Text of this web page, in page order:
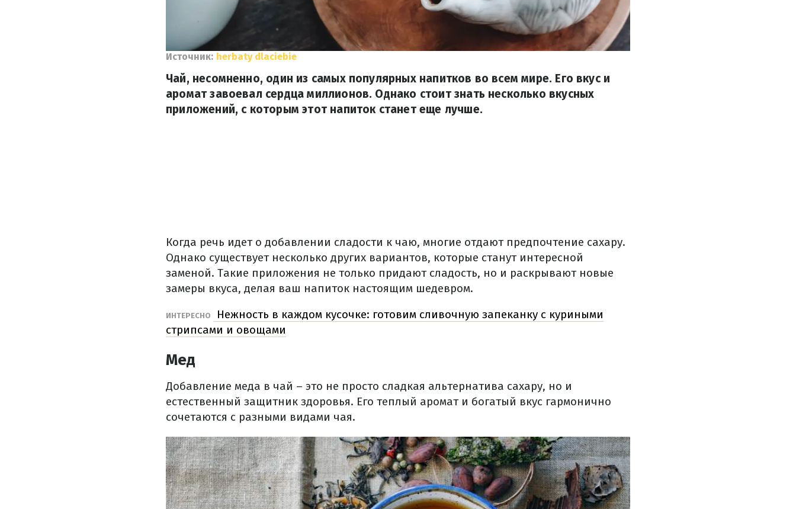
Источник: herbaty dlaciebie
Чай, несомненно, один из самых популярных напитков во всем мире. Его вкус и
аромат завоевал сердца миллионов. Однако стоит знать несколько вкусных
приложений, с которым этот напиток станет еще лучше.
Когда речь идет о добавлении сладости к чаю, многие отдают предпочтение сахару.
Однако существует несколько других вариантов, которые станут интересной
заменой. Такие приложения не только придают сладость, но и раскрывают новые
замеры вкуса, делая ваш напиток настоящим шедевром.
ИНТЕРЕСНО
Нежность в каждом кусочке: готовим сливочную запеканку с куриными
стрипсами и овощами
Мед
Добавление меда в чай – это не просто сладкая альтернатива сахару, но и
естественный защитник здоровья. Его теплый аромат и богатый вкус гармонично
сочетаются с разными видами чая.